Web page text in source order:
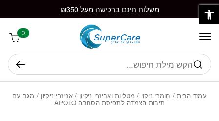
Skip to Content משלוח חינם ברכישה מעל ₪350
0
חיפוש
עמוד הבית / חומרי ניקוי / מטליות ואביזרי ניקיון / אביזרי ניקיון / מגב עם
תיבות הצמדה לתפיסת הסחבה APOLO
בחזרה למעלה
פתח סרגל נגישות